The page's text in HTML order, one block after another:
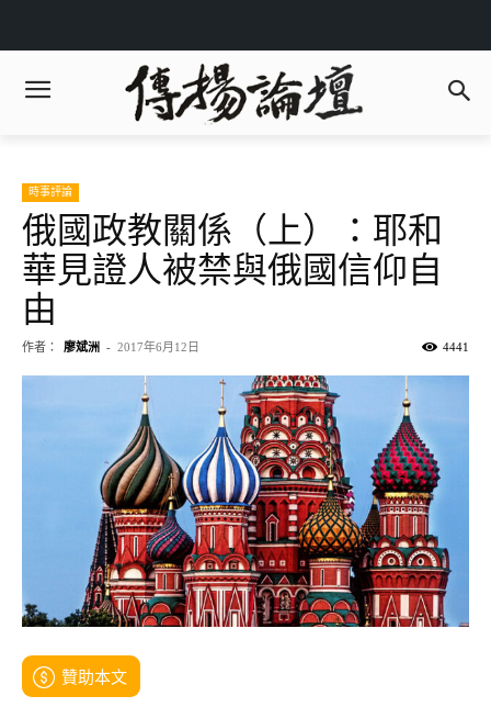
時事評論
俄國政教關係（上）：耶和
華見證人被禁與俄國信仰自
由
作者： 廖斌洲 - 2017年6月12日 4441
贊助本文